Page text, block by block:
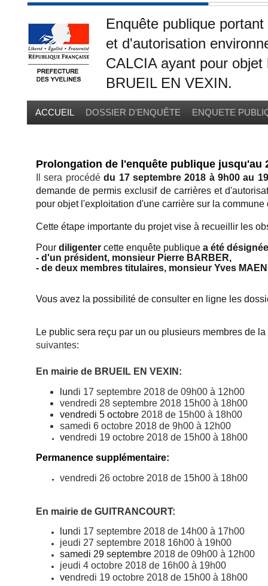
Enquête publique
et d'autorisation
CALCIA ayant pour
BRUEIL EN VEXIN.
ENQUETE
ACCUEIL DOSSIER D'ENQUÊTE
Prolongation de l'enquête publique jusqu'au
Il sera procédé du 17 septembre 2018 à 9h00 au
demande de permis exclusif de carrières et
pour objet l'exploitation d'une carrière sur la
Cette étape importante du projet vise à recueillir les
Pour diligenter cette enquête publique a été
- d'un président, monsieur Pierre BARBER,
- de deux membres titulaires, monsieur Yves
Vous avez la possibilité de consulter en ligne les
Le public sera reçu par un ou plusieurs membres de la
suivantes:
En mairie de BRUEIL EN VEXIN:
lundi 17 septembre 2018 de 09h00 à 12h00
vendredi 28 septembre 2018 15h00 à 18h00
vendredi 5 octobre 2018 de 15h00 à 18h00
samedi 6 octobre 2018 de 9h00 à 12h00
vendredi 19 octobre 2018 de 15h00 à 18h00
Permanence supplémentaire:
vendredi 26 octobre 2018 de 15h00 à 18h00
En mairie de GUITRANCOURT:
lundi 17 septembre 2018 de 14h00 à 17h00
jeudi 27 septembre 2018 16h00 à 19h00
samedi 29 septembre 2018 de 09h00 à 12h00
jeudi 4 octobre 2018 de 16h00 à 19h00
vendredi 19 octobre 2018 de 15h00 à 18h00